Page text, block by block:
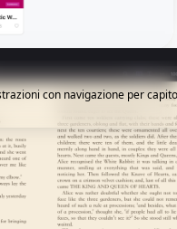
con navigazione per